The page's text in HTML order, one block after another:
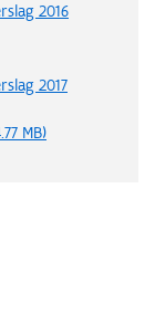
2016
2017
MB)